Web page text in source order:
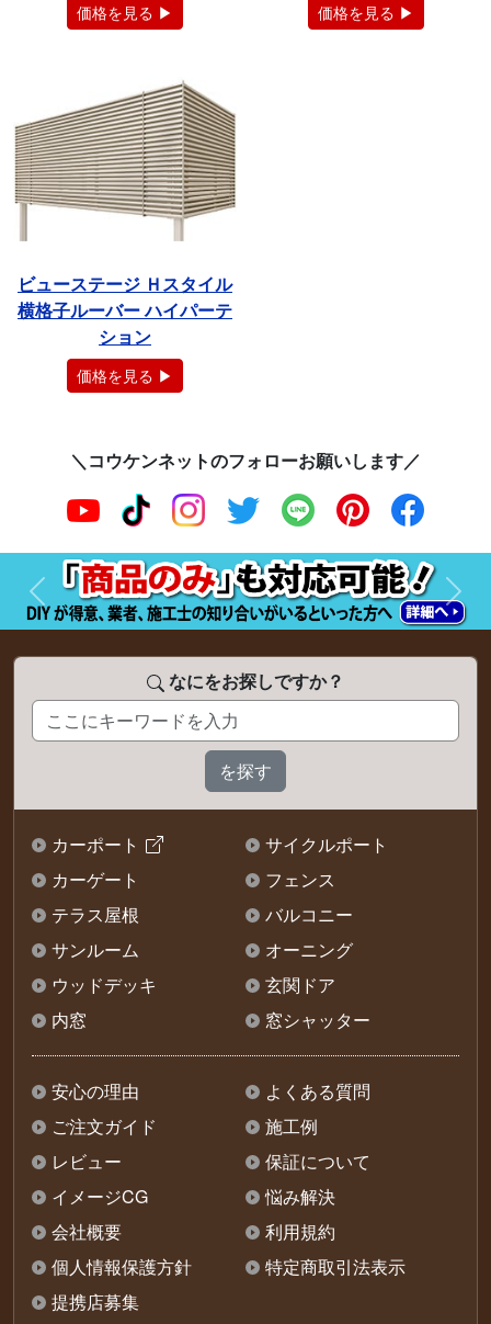
価格を見る ▶ 価格を見る ▶
ビューステージ Ｈスタイル
横格子ルーバー ハイパーテ
ション
価格を見る ▶
＼コウケンネットのフォローお願いします／
前へ 次へ
なにをお探しですか？
カーポート
サイクルポート
カーゲート
フェンス
テラス屋根
バルコニー
サンルーム
オーニング
ウッドデッキ
玄関ドア
内窓
窓シャッター
安心の理由
よくある質問
ご注文ガイド
施工例
レビュー
保証について
イメージCG
悩み解決
会社概要
利用規約
個人情報保護方針
特定商取引法表示
提携店募集